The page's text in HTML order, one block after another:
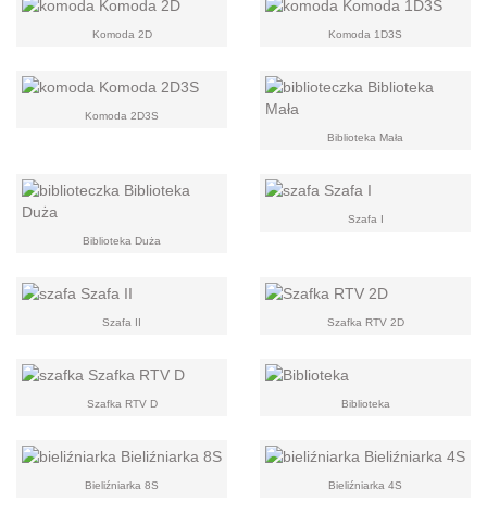
Komoda 2D Komoda 1D3S
Komoda 2D3S
Biblioteka Mała
Biblioteka Duża
Szafa I
Szafa II Szafka RTV 2D
Szafka RTV D Biblioteka
Bieliźniarka 8S Bieliźniarka 4S